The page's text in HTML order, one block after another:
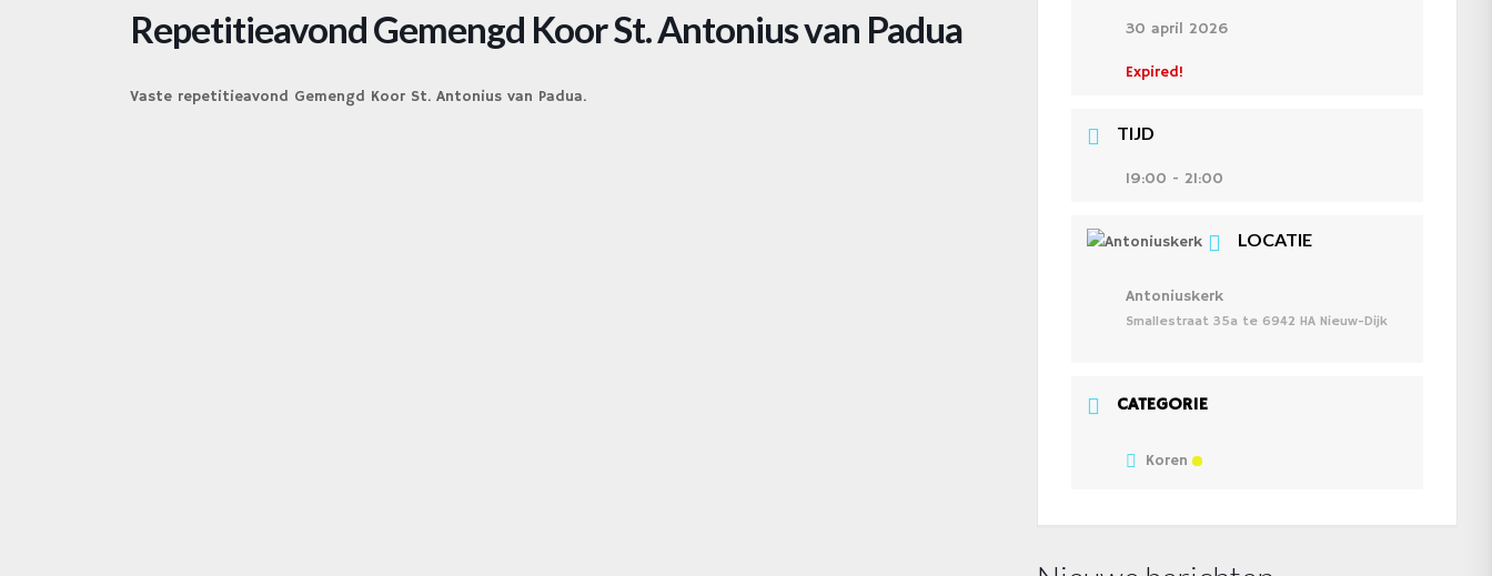
Repetitieavond Gemengd Koor St. Antonius van Padua
Vaste repetitieavond Gemengd Koor St. Antonius van Padua.
30 april 2026
Expired!
TIJD
19:00 - 21:00
LOCATIE
Antoniuskerk
Smallestraat 35a te 6942 HA Nieuw-Dijk
CATEGORIE
Koren